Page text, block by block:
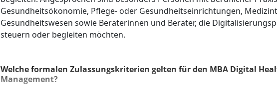
Gesundheitsökonomie, Pflege- oder Gesundheitseinrichtungen,
Gesundheitswesen sowie Beraterinnen und Berater, die
steuern oder begleiten möchten.
Welche formalen Zulassungskriterien gelten für den MBA Digital
Management?